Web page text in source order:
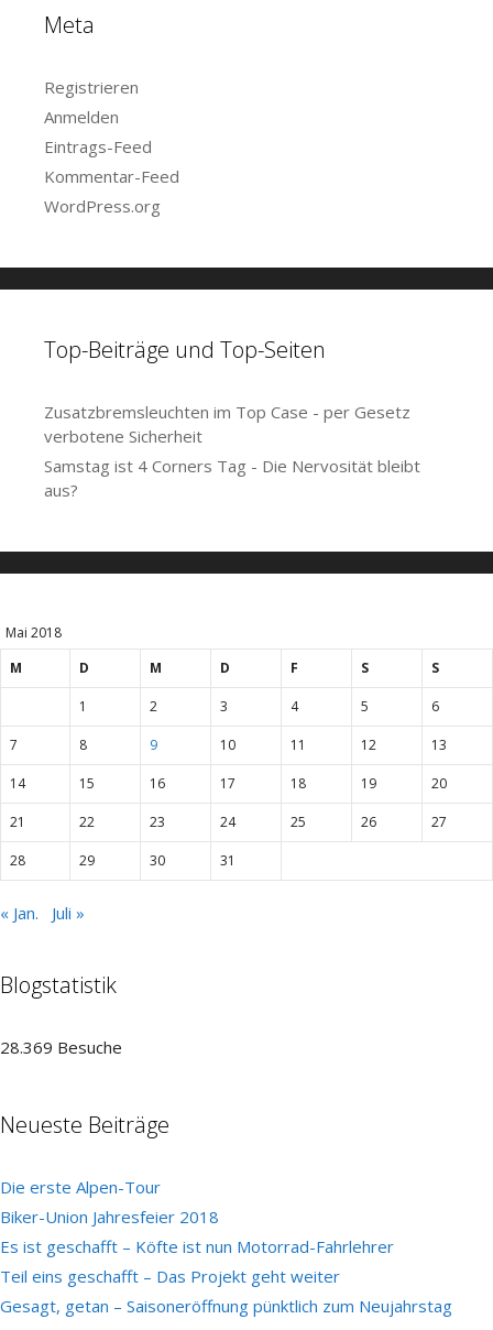
Meta
Registrieren
Anmelden
Eintrags-Feed
Kommentar-Feed
WordPress.org
Top-Beiträge und Top-Seiten
Zusatzbremsleuchten im Top Case - per Gesetz
verbotene Sicherheit
Samstag ist 4 Corners Tag - Die Nervosität bleibt
aus?
Mai 2018
M
D M D F S S
1 2 3 4 5 6
7 8 9 10 11 12 13
14 15 16 17 18 19 20
21 22 23 24 25 26 27
28 29 30 31
« Jan. Juli »
Blogstatistik
28.369 Besuche
Neueste Beiträge
Die erste Alpen-Tour
Biker-Union Jahresfeier 2018
Es ist geschafft – Köfte ist nun Motorrad-Fahrlehrer
Teil eins geschafft – Das Projekt geht weiter
Gesagt, getan – Saisoneröffnung pünktlich zum Neujahrstag